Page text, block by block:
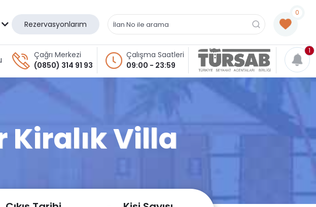
Rezervasyonlarım
0
Çağrı Merkezi
(0850) 314 91 93
Çalışma Saatleri
09:00 - 23:59
1
Kiralık Villa